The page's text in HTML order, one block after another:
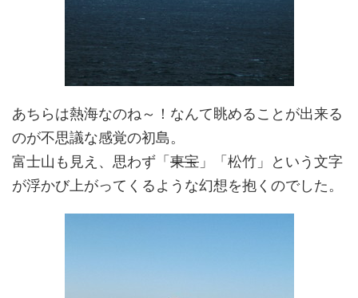
あちらは熱海なのね～！なんて眺めることが出来る
のが不思議な感覚の初島。
富士山も見え、思わず「 東宝 」「松竹」という文字
が浮かび上がってくるような幻想を抱くのでした。